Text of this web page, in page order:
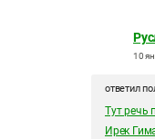
10
ответил
Тут речь
Ирек